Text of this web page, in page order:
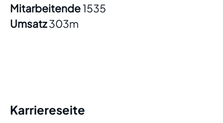
Mitarbeitende1535
Umsatz303m
Karriereseite